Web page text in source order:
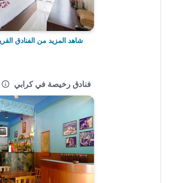
شاهد المزيد من الفنادق
فنادق رخيصة في كرابي